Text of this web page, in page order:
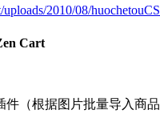
2010/08/
Cart
（根据图片批量导入商品